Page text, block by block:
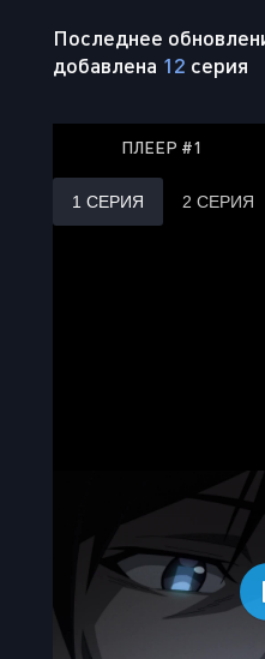
Последнее
добавлена 12 серия
ПЛЕЕР #1